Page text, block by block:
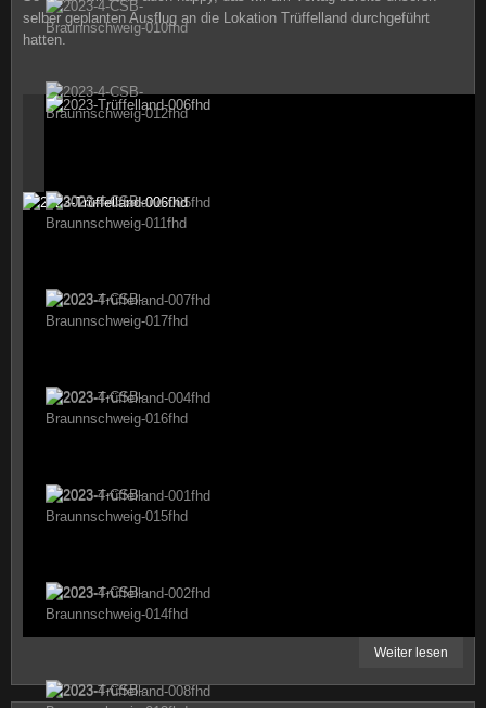
selber geplanten Ausflug an die Lokation Trüffelland durchgeführt
hatten.
Weiter lesen